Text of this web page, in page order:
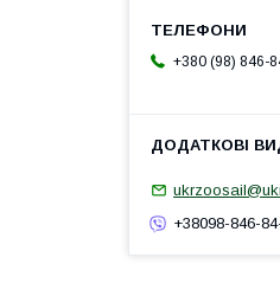
+380 (98) 846-
+38098-846-